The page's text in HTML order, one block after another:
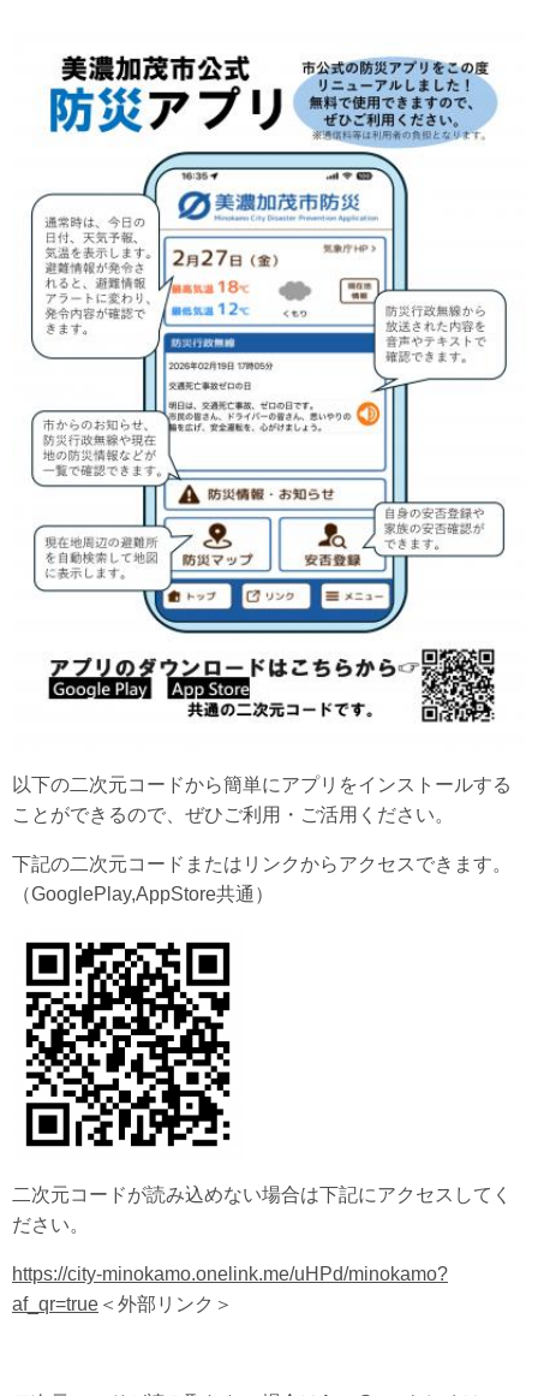
以下の二次元コードから簡単にアプリをインストールする
ことができるので、ぜひご利用・ご活用ください。
下記の二次元コードまたはリンクからアクセスできます。
（GooglePlay,AppStore共通）
二次元コードが読み込めない場合は下記にアクセスしてく
ださい。
https://city-minokamo.onelink.me/uHPd/minokamo?
af_qr=true ＜外部リンク＞